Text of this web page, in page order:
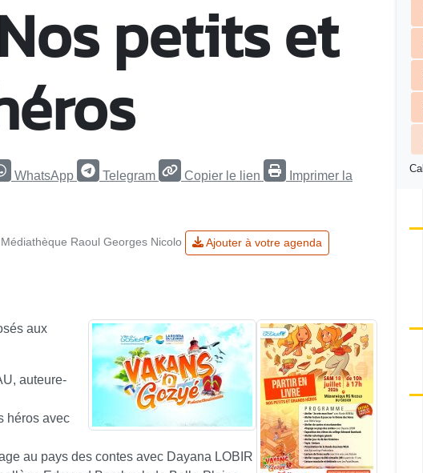
petits et
WhatsApp Telegram Copier le lien
Imprimer la
Médiathèque Raoul Georges Nicolo Ajouter à votre agenda
aux
auteure-
héros avec
au pays des contes avec Dayana LOBIR